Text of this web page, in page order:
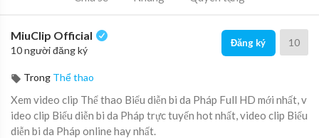
MiuClip Official
10 người đăng ký
Đăng ký 10
Trong Thể thao
Xem video clip Thể thao Biểu diễn bi da Pháp Full HD mới nhất, v
ideo clip Biểu diễn bi da Pháp trực tuyến hot nhất, video clip Biểu
diễn bi da Pháp online hay nhất.